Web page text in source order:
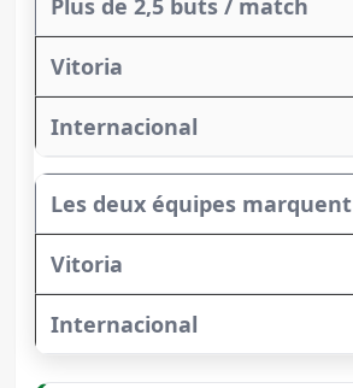
Les deux équipes marquent